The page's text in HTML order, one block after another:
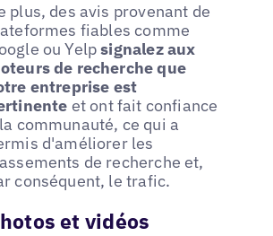
plus, des avis provenant de
fiables comme
ou Yelpsignalez aux
de recherche que
entreprise est
et ont fait confiance
communauté, ce qui a
d'améliorer les
de recherche et,
conséquent, le trafic.
et vidéos